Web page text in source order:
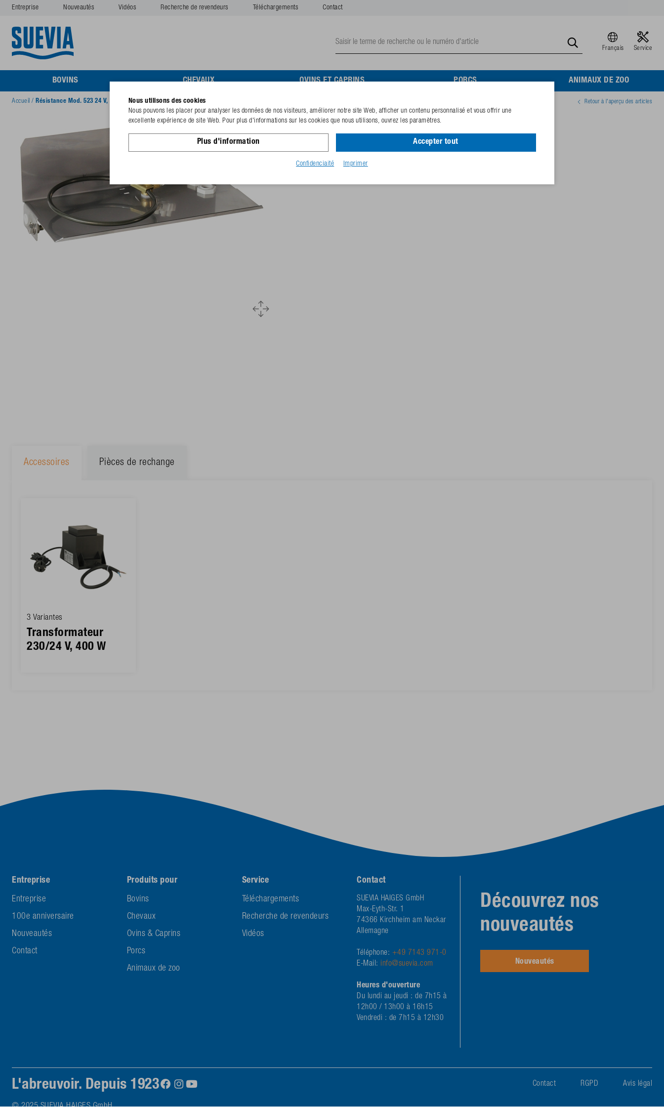
Entreprise Nouveautés Vidéos Recherche de revendeurs Téléchargements Contact
Français Service
BOVINS CHEVAUX OVINS ET CAPRINS PORCS ANIMAUX DE ZOO
Accueil / Résistance Mod. 523 24 V, 80 W Retour à l'aperçu des articles
Résistance Mod. 523 24 V, 80 W
131.0523
Code GTIN
Accessoires Pièces de rechange
3 Variantes
Transformateur
230/24 V, 400 W
Entreprise
Entreprise
100e anniversaire
Nouveautés
Contact
Produits pour
Bovins
Chevaux
Ovins & Caprins
Porcs
Animaux de zoo
Service
Téléchargements
Recherche de revendeurs
Vidéos
Contact
SUEVIA HAIGES GmbH
Max-Eyth-Str. 1
74366 Kirchheim am Neckar
Allemagne
Téléphone: +49 7143 971-0
E-Mail: info@suevia.com
Heures d'ouverture
Du lundi au jeudi : de 7h15 à
12h00 / 13h00 à 16h15
Vendredi : de 7h15 à 12h30
Découvrez nos
nouveautés
Nouveautés
L'abreuvoir. Depuis 1923 Contact RGPD Avis légal
Nous utilisons des cookies
Nous pouvons les placer pour analyser les données de nos visiteurs, améliorer notre site Web, afficher un contenu personnalisé et vous offrir une
excellente expérience de site Web. Pour plus d'informations sur les cookies que nous utilisons, ouvrez les paramètres.
Plus d'information Accepter tout
Confidenciaité Imprimer